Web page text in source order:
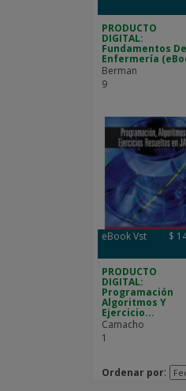
PRODUCTO
DIGITAL:
Fundamentos De
Enfermería
Berman
9
eBook Vst $
PRODUCTO
DIGITAL:
Programación
Algoritmos Y
Ejercicio...
Camacho
1
Ordenar por: